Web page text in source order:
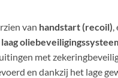
van handstart (recoil),
laag
met
en dankzij het lage